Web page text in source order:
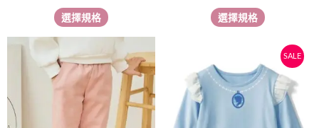
選擇規格
選
擇
項
選擇規格
選
擇
產
品
有
多
SALE
價
格：
$55。
前
價
格：
$49。
品
有